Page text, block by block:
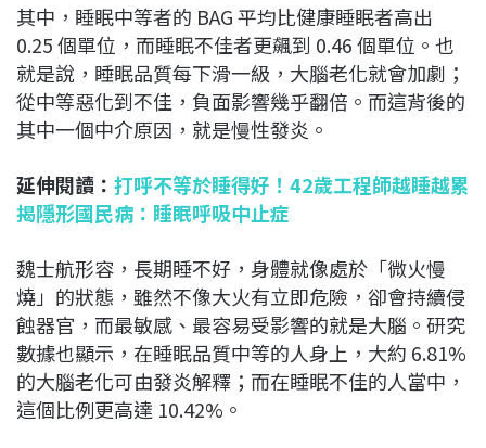
其中，睡眠中等者的 BAG 平均比健康睡眠者高出
0.25 個單位，而睡眠不佳者更飆到 0.46 個單位。也
就是說，睡眠品質每下滑一級，大腦老化就會加劇；
從中等惡化到不佳，負面影響幾乎翻倍。而這背後的
其中一個中介原因，就是慢性發炎。
延伸閱讀： 打呼不等於睡得好！42歲工程師越睡越累
揭隱形國民病：睡眠呼吸中止症
魏士航形容，長期睡不好，身體就像處於「微火慢
燒」的狀態，雖然不像大火有立即危險，卻會持續侵
蝕器官，而最敏感、最容易受影響的就是大腦。研究
數據也顯示，在睡眠品質中等的人身上，大約 6.81%
的大腦老化可由發炎解釋；而在睡眠不佳的人當中，
這個比例更高達 10.42%。